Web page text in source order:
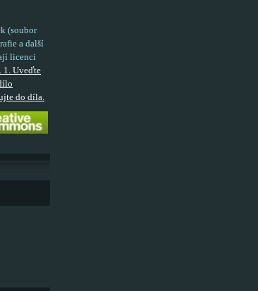
(soubor
a další
licenci
1. Uveďte
do díla.